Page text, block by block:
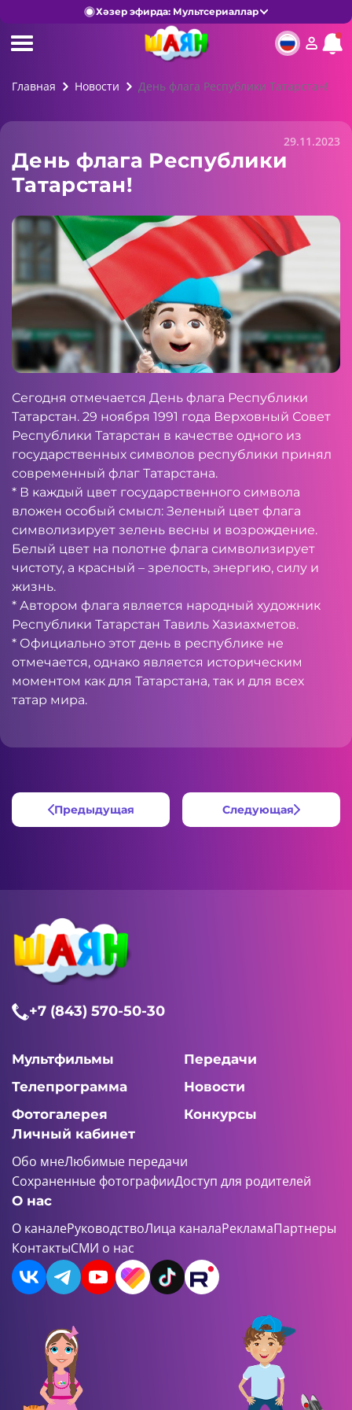
Хәзер эфирда: Мультсериаллар
Главная Новости День флага Республики Татарстан!
29.11.2023
День флага Республики
Татарстан!
Сегодня отмечается День флага Республики
Татарстан. 29 ноября 1991 года Верховный Совет
Республики Татарстан в качестве одного из
государственных символов республики принял
современный флаг Татарстана.
* В каждый цвет государственного символа
вложен особый смысл: Зеленый цвет флага
символизирует зелень весны и возрождение.
Белый цвет на полотне флага символизирует
чистоту, а красный – зрелость, энергию, силу и
жизнь.
* Автором флага является народный художник
Республики Татарстан Тавиль Хазиахметов.
* Официально этот день в республике не
отмечается, однако является историческим
моментом как для Татарстана, так и для всех
татар мира.
Предыдущая Следующая
+7 (843) 570-50-30
Мультфильмы
Передачи
Телепрограмма
Новости
Фотогалерея
Конкурсы
Личный кабинет
Обо мнеЛюбимые передачи
Сохраненные фотографииДоступ для родителей
О нас
О каналеРуководствоЛица каналаРекламаПартнеры
КонтактыСМИ о нас